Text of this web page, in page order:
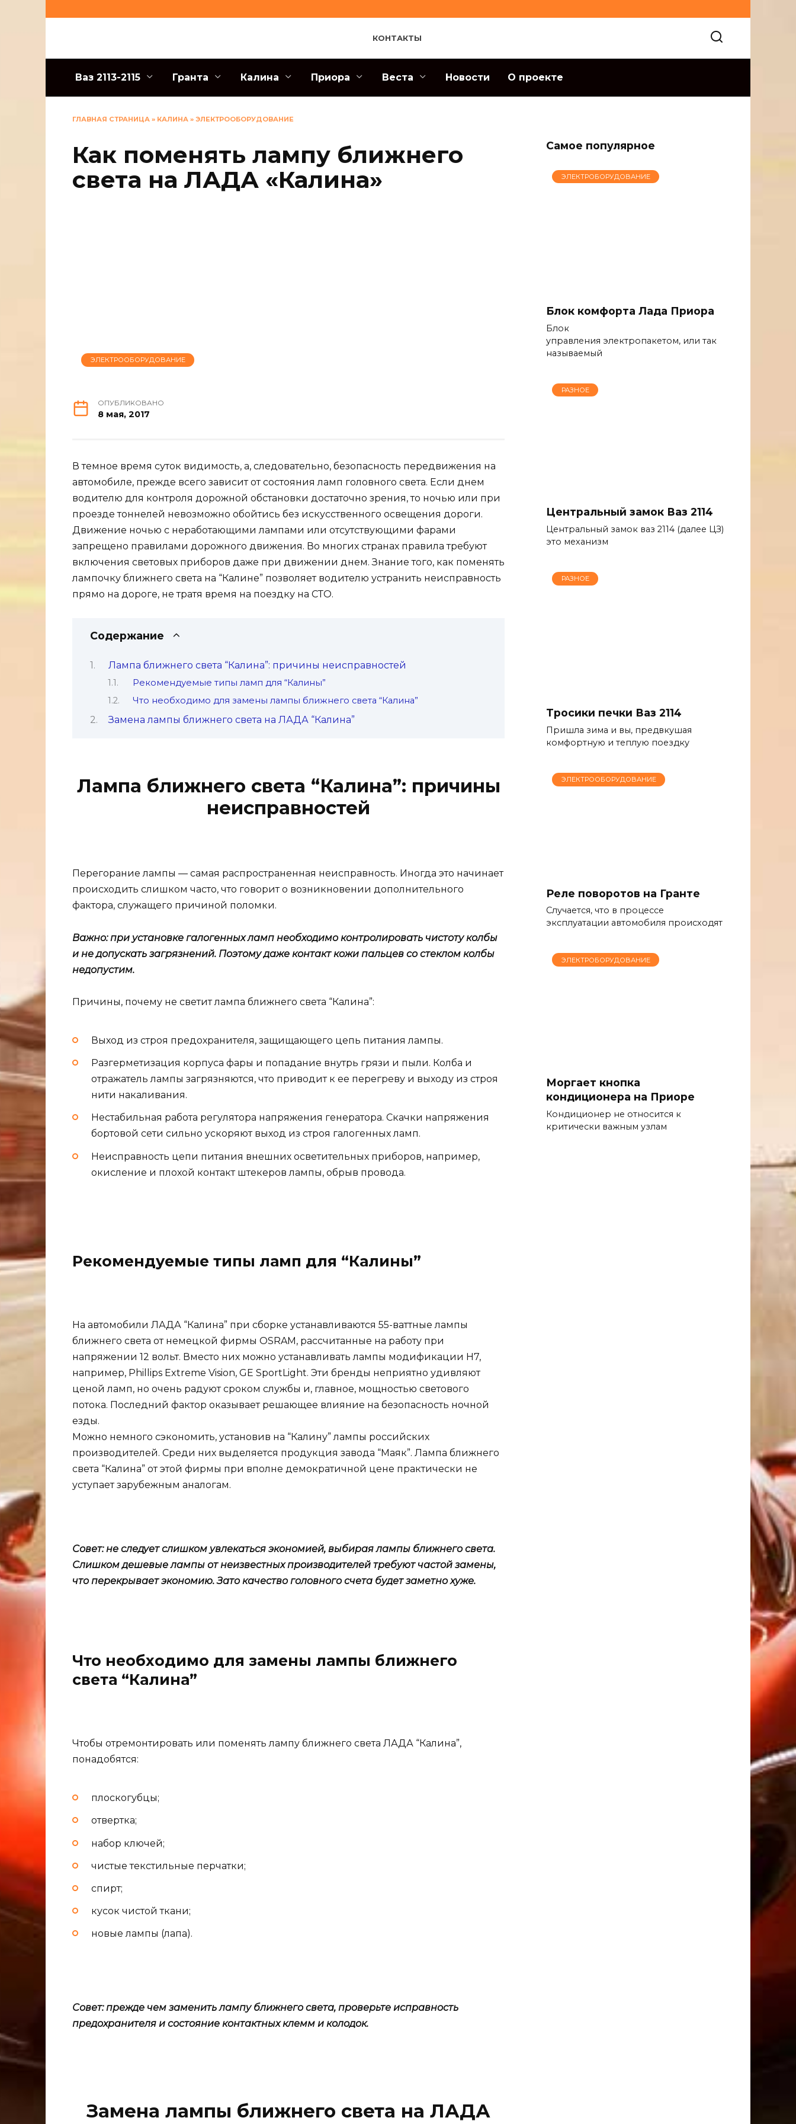
КОНТАКТЫ
Ваз 2113-2115 Гранта Калина Приора Веста Новости О проекте
ГЛАВНАЯ СТРАНИЦА » КАЛИНА » ЭЛЕКТРООБОРУДОВАНИЕ
Как поменять лампу ближнего
света на ЛАДА «Калина»
ЭЛЕКТРООБОРУДОВАНИЕ
ОПУБЛИКОВАНО
8 мая, 2017
В темное время суток видимость, а, следовательно, безопасность передвижения на
автомобиле, прежде всего зависит от состояния ламп головного света. Если днем
водителю для контроля дорожной обстановки достаточно зрения, то ночью или при
проезде тоннелей невозможно обойтись без искусственного освещения дороги.
Движение ночью с неработающими лампами или отсутствующими фарами
запрещено правилами дорожного движения. Во многих странах правила требуют
включения световых приборов даже при движении днем. Знание того, как поменять
лампочку ближнего света на “Калине” позволяет водителю устранить неисправность
прямо на дороге, не тратя время на поездку на СТО.
Содержание
Лампа ближнего света “Калина”: причины неисправностей
Рекомендуемые типы ламп для “Калины”
Что необходимо для замены лампы ближнего света “Калина”
Замена лампы ближнего света на ЛАДА “Калина”
Лампа ближнего света “Калина”: причины
неисправностей
Перегорание лампы — самая распространенная неисправность. Иногда это начинает
происходить слишком часто, что говорит о возникновении дополнительного
фактора, служащего причиной поломки.
Важно: при установке галогенных ламп необходимо контролировать чистоту колбы
и не допускать загрязнений. Поэтому даже контакт кожи пальцев со стеклом колбы
недопустим.
Причины, почему не светит лампа ближнего света “Калина”:
Выход из строя предохранителя, защищающего цепь питания лампы.
Разгерметизация корпуса фары и попадание внутрь грязи и пыли. Колба и
отражатель лампы загрязняются, что приводит к ее перегреву и выходу из строя
нити накаливания.
Нестабильная работа регулятора напряжения генератора. Скачки напряжения
бортовой сети сильно ускоряют выход из строя галогенных ламп.
Неисправность цепи питания внешних осветительных приборов, например,
окисление и плохой контакт штекеров лампы, обрыв провода.
Рекомендуемые типы ламп для “Калины”
На автомобили ЛАДА “Калина” при сборке устанавливаются 55-ваттные лампы
ближнего света от немецкой фирмы OSRAM, рассчитанные на работу при
напряжении 12 вольт. Вместо них можно устанавливать лампы модификации Н7,
например, Phillips Extreme Vision, GE SportLight. Эти бренды неприятно удивляют
ценой ламп, но очень радуют сроком службы и, главное, мощностью светового
потока. Последний фактор оказывает решающее влияние на безопасность ночной
езды.
Можно немного сэкономить, установив на “Калину” лампы российских
производителей. Среди них выделяется продукция завода “Маяк”. Лампа ближнего
света “Калина” от этой фирмы при вполне демократичной цене практически не
уступает зарубежным аналогам.
Совет: не следует слишком увлекаться экономией, выбирая лампы ближнего света.
Слишком дешевые лампы от неизвестных производителей требуют частой замены,
что перекрывает экономию. Зато качество головного счета будет заметно хуже.
Что необходимо для замены лампы ближнего
света “Калина”
Чтобы отремонтировать или поменять лампу ближнего света ЛАДА “Калина”,
понадобятся:
плоскогубцы;
отвертка;
набор ключей;
чистые текстильные перчатки;
спирт;
кусок чистой ткани;
новые лампы (лапа).
Совет: прежде чем заменить лампу ближнего света, проверьте исправность
предохранителя и состояние контактных клемм и колодок.
Замена лампы ближнего света на ЛАДА
Самое популярное
ЭЛЕКТРОБОРУДОВАНИЕ
Блок комфорта Лада Приора
Блок
управления электропакетом, или так
называемый
РАЗНОЕ
Центральный замок Ваз 2114
Центральный замок ваз 2114 (далее ЦЗ)
это механизм
РАЗНОЕ
Тросики печки Ваз 2114
Пришла зима и вы, предвкушая
комфортную и теплую поездку
ЭЛЕКТРООБОРУДОВАНИЕ
Реле поворотов на Гранте
Случается, что в процессе
эксплуатации автомобиля происходят
ЭЛЕКТРОБОРУДОВАНИЕ
Моргает кнопка
кондиционера на Приоре
Кондиционер не относится к
критически важным узлам